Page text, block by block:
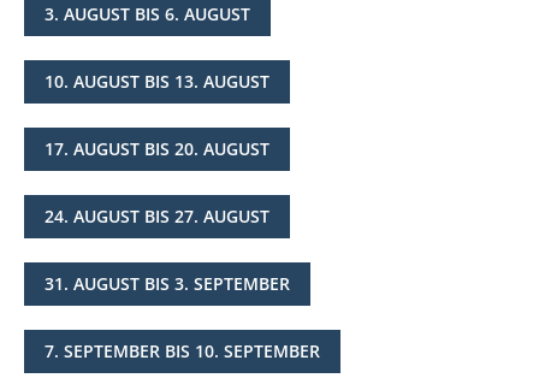
3. AUGUST BIS 6. AUGUST
10. AUGUST BIS 13. AUGUST
17. AUGUST BIS 20. AUGUST
24. AUGUST BIS 27. AUGUST
31. AUGUST BIS 3. SEPTEMBER
7. SEPTEMBER BIS 10. SEPTEMBER